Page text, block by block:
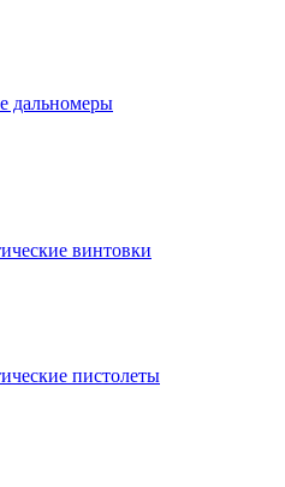
дальномеры
винтовки
пистолеты